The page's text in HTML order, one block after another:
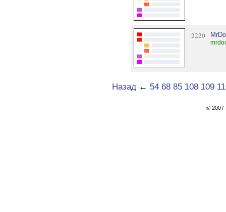
2220
Назад← 54 68 85 108 109
©